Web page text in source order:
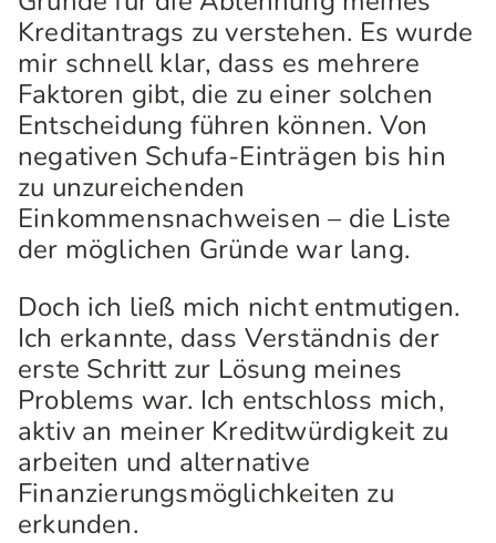
Kreditantrags zu verstehen. Es wurde
mir schnell klar, dass es mehrere
Faktoren gibt, die zu einer solchen
Entscheidung führen können. Von
negativen Schufa-Einträgen bis hin
zu unzureichenden
Einkommensnachweisen – die Liste
der möglichen Gründe war lang.
Doch ich ließ mich nicht entmutigen.
Ich erkannte, dass Verständnis der
erste Schritt zur Lösung meines
Problems war. Ich entschloss mich,
aktiv an meiner Kreditwürdigkeit zu
arbeiten und alternative
Finanzierungsmöglichkeiten zu
erkunden.